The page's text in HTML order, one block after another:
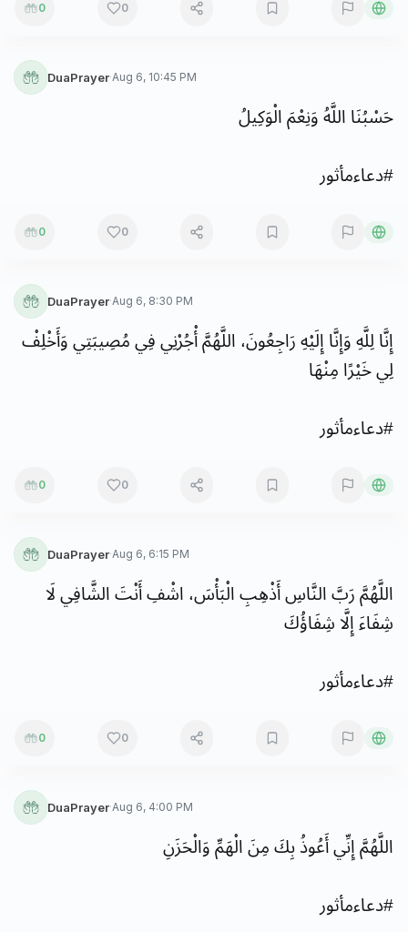
0 0
DuaPrayer·Aug 6, 10:45 PM
حَسْبُنَااللَّهُوَنِعْمَالْوَكِيلُ
#دعاءمأثور
0 0
DuaPrayer·Aug 6, 8:30 PM
إِنَّالِلَّهِوَإِنَّاإِلَيْهِرَاجِعُونَ،اللَّهُمَّأْجُرْنِيفِيمُصِيبَتِيوَأَخْلِفْ
لِيخَيْرًامِنْهَا
#دعاءمأثور
0 0
DuaPrayer·Aug 6, 6:15 PM
اللَّهُمَّرَبَّالنَّاسِأَذْهِبِالْبَأْسَ،اشْفِأَنْتَالشَّافِيلَا
شِفَاءَإِلَّاشِفَاؤُكَ
#دعاءمأثور
0 0
DuaPrayer·Aug 6, 4:00 PM
اللَّهُمَّإِنِّيأَعُوذُبِكَمِنَالْهَمِّوَالْحَزَنِ
#دعاءمأثور